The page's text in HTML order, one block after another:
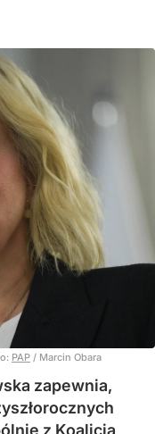
PAP / Marcin Obara
zapewnia,
z Koalicją